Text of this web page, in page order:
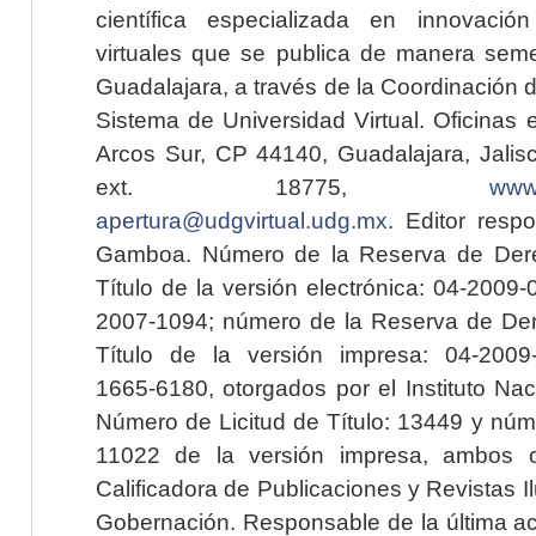
científica especializada en
virtuales que se publica de manera
Guadalajara, a través de la Coordinación
Sistema de Universidad Virtual. Oficinas
Arcos Sur, CP 44140, Guadalajara,
ext. 18775,
apertura@udgvirtual.udg.mx. Editor
Gamboa. Número de la Reserva de
Título de la versión electrónica: 04-2009-
2007-1094; número de la Reserva de
Título de la versión impresa: 04-2009-
1665-6180, otorgados por el Instituto
Número de Licitud de Título: 13449 y
11022 de la versión impresa, ambos
Calificadora de Publicaciones y Revistas
Gobernación. Responsable de la última